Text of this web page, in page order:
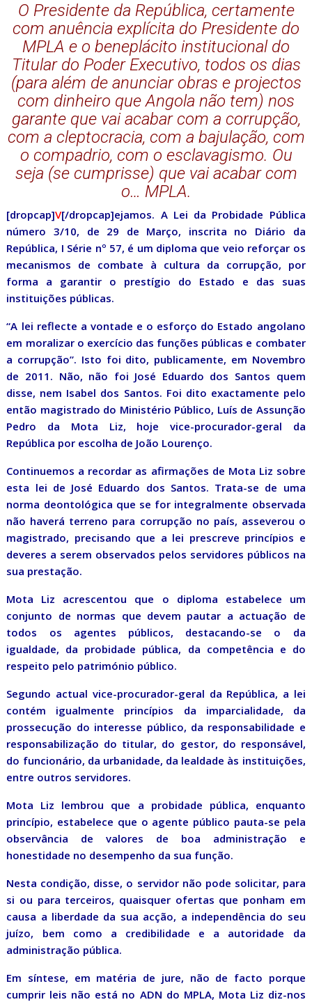
O Presidente da República, certamente
com anuência explícita do Presidente do
MPLA e o beneplácito institucional do
Titular do Poder Executivo, todos os dias
(para além de anunciar obras e projectos
com dinheiro que Angola não tem) nos
garante que vai acabar com a corrupção,
com a cleptocracia, com a bajulação, com
o compadrio, com o esclavagismo. Ou
seja (se cumprisse) que vai acabar com
o… MPLA.
[dropcap]V[/dropcap]ejamos. A Lei da Probidade Pública
número 3/10, de 29 de Março, inscrita no Diário da
República, I Série nº 57, é um diploma que veio reforçar os
mecanismos de combate à cultura da corrupção, por
forma a garantir o prestígio do Estado e das suas
instituições públicas.
“A lei reflecte a vontade e o esforço do Estado angolano
em moralizar o exercício das funções públicas e combater
a corrupção”. Isto foi dito, publicamente, em Novembro
de 2011. Não, não foi José Eduardo dos Santos quem
disse, nem Isabel dos Santos. Foi dito exactamente pelo
então magistrado do Ministério Público, Luís de Assunção
Pedro da Mota Liz, hoje vice-procurador-geral da
República por escolha de João Lourenço.
Continuemos a recordar as afirmações de Mota Liz sobre
esta lei de José Eduardo dos Santos. Trata-se de uma
norma deontológica que se for integralmente observada
não haverá terreno para corrupção no país, asseverou o
magistrado, precisando que a lei prescreve princípios e
deveres a serem observados pelos servidores públicos na
sua prestação.
Mota Liz acrescentou que o diploma estabelece um
conjunto de normas que devem pautar a actuação de
todos os agentes públicos, destacando-se o da
igualdade, da probidade pública, da competência e do
respeito pelo património público.
Segundo actual vice-procurador-geral da República, a lei
contém igualmente princípios da imparcialidade, da
prossecução do interesse público, da responsabilidade e
responsabilização do titular, do gestor, do responsável,
do funcionário, da urbanidade, da lealdade às instituições,
entre outros servidores.
Mota Liz lembrou que a probidade pública, enquanto
princípio, estabelece que o agente público pauta-se pela
observância de valores de boa administração e
honestidade no desempenho da sua função.
Nesta condição, disse, o servidor não pode solicitar, para
si ou para terceiros, quaisquer ofertas que ponham em
causa a liberdade da sua acção, a independência do seu
juízo, bem como a credibilidade e a autoridade da
administração pública.
Em síntese, em matéria de jure, não de facto porque
cumprir leis não está no ADN do MPLA, Mota Liz diz-nos